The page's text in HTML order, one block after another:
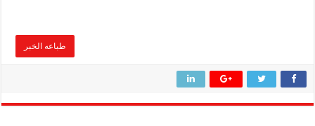
طباعه الخبر